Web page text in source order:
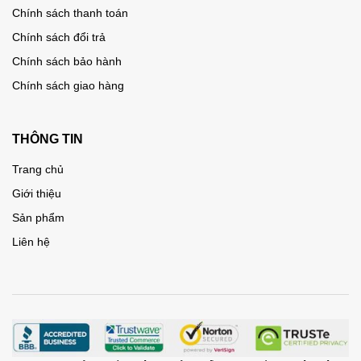
Chính sách thanh toán
Chính sách đổi trả
Chính sách bảo hành
Chính sách giao hàng
THÔNG TIN
Trang chủ
Giới thiệu
Sản phẩm
Liên hệ